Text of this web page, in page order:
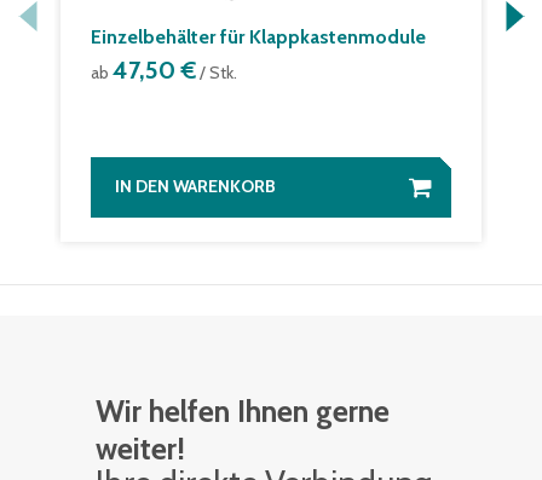
Einzelbehälter für Klappkastenmodule
ab 47,50 €/ Stk.
IN DEN WARENKORB
Wir helfen Ihnen gerne
weiter!